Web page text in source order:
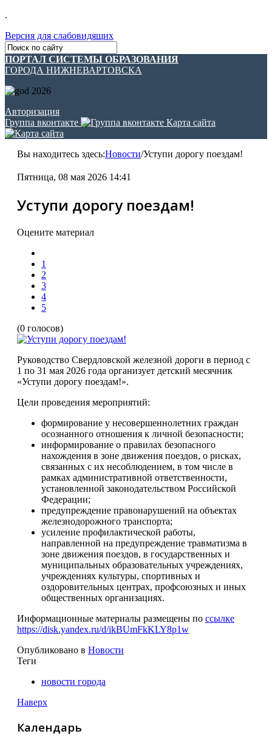
.
Версия для слабовидящих
ПОРТАЛ СИСТЕМЫ ОБРАЗОВАНИЯ
ГОРОДА НИЖНЕВАРТОВСКА
Авторизация
Группа вконтакте
Карта сайта
Вы находитесь здесь:Новости/Уступи дорогу поездам!
Пятница, 08 мая 2026 14:41
Уступи дорогу поездам!
Оцените материал
1
2
3
4
5
(0 голосов)
Руководство Свердловской железной дороги в период с
1 по 31 мая 2026 года организует детский месячник
«Уступи дорогу поездам!».
Цели проведения мероприятий:
формирование у несовершеннолетних граждан
осознанного отношения к личной безопасности;
информирование о правилах безопасного
нахождения в зоне движения поездов, о рисках,
связанных с их несоблюдением, в том числе в
рамках административной ответственности,
установленной законодательством Российской
Федерации;
предупреждение правонарушений на объектах
железнодорожного транспорта;
усиление профилактической работы,
направленной на предупреждение травматизма в
зоне движения поездов, в государственных и
муниципальных образовательных учреждениях,
учреждениях культуры, спортивных и
оздоровительных центрах, профсоюзных и иных
общественных организациях.
Информационные материалы размещены по ссылке
https://disk.yandex.ru/d/ikBUmFkKLY8p1w
Опубликовано в Новости
Теги
новости города
Наверх
Календарь